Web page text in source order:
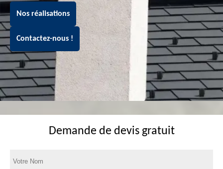
Nos réalisations
Contactez-nous !
Demande de devis gratuit